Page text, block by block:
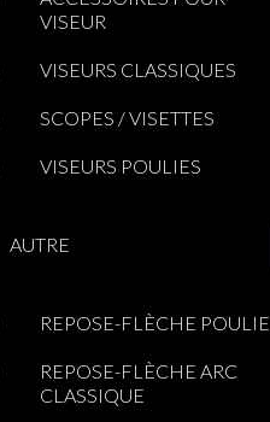
VISEUR
VISEURS CLASSIQUES
SCOPES / VISETTES
VISEURS POULIES
AUTRE
REPOSE-FLÈCHE POULIE
REPOSE-FLÈCHE ARC
CLASSIQUE